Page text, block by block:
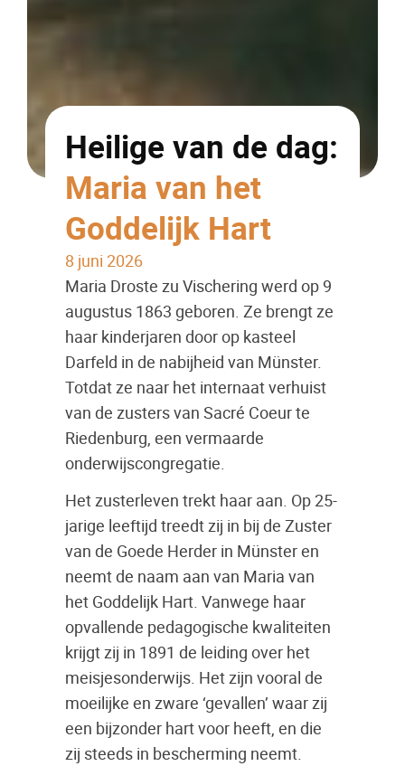
Heilige van de dag:
Maria van het
Goddelijk Hart
8 juni 2026
Maria Droste zu Vischering werd op 9
augustus 1863 geboren. Ze brengt ze
haar kinderjaren door op kasteel
Darfeld in de nabijheid van Münster.
Totdat ze naar het internaat verhuist
van de zusters van Sacré Coeur te
Riedenburg, een vermaarde
onderwijscongregatie.
Het zusterleven trekt haar aan. Op 25-
jarige leeftijd treedt zij in bij de Zuster
van de Goede Herder in Münster en
neemt de naam aan van Maria van
het Goddelijk Hart. Vanwege haar
opvallende pedagogische kwaliteiten
krijgt zij in 1891 de leiding over het
meisjesonderwijs. Het zijn vooral de
moeilijke en zware ‘gevallen’ waar zij
een bijzonder hart voor heeft, en die
zij steeds in bescherming neemt.